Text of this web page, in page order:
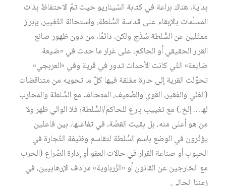
بداية، هناك براعة في كتابة السّيناريو حيث تمّ الاحتفاظ بذات
المسلّمات بالإبقاء على قداسة السُّلطة، واستحالة التّغيير، بإبراز
ممثّلين عن السُّلطة سُذّج ولكن، دائمًا، من دون ظهور صانع
القرار الحقيقي أو الحاكم، على غرار ما حدث في «ضيعة
ضايعة» التّي كانت الأحداث تدور في قرية وفي «العربجي»
تحوّلت القرية إلى حارة مغلقة فيها كلّ ما تحويه من متناقضات
(الغنّي والفقير، القوي والضّعيف، المتحالف مع السُّلطة والمحارب
لها… إلخ.) مع تغييب بارع للحاكم/السُّلطة؛ فلا الوالي ظهر ولا
من هو أعلى منه، بل بقيت القصّة، في تفاعلها، بين فاعلين
يؤثّرون في الوضع باسم السُّلطة لتقاسم وظيفة التّجارة في
الحبوب أو صناعة القرار في حالات العفو أو إدارة الصّراع (الحرب
مع الخارجين عن القانون أو «الزّرباوية» مرادف الإرهابيين، في